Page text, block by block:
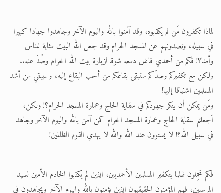
لماذا تكفرون مَن لم يكذبوه، وقد آمنوا بالله واليوم الآخر وجاهدوا جهادا كبيرا
في سبيله، وتصدونهم عن المسجد الحرام وقد جعل الله البيت مثابة للناس
وأمنا؟! فكم من أحمدي فاض دمعه شوقا لزيارة بيت الله الحرام وصُدّ عنه..
ولكن مع تكفيركم وصدّكم ستبقى بقاعكم من أحب البقاع إليه، وسيبقي من أشد
المسلمين اشتياقا إليها!
ومَن يمكن أن ينكر جهودكم في سقاية الحاج وعمارة المسجد الحرام؟! ولكن،
أجعلتم سقاية الحاج وعمارة المسجد الحرام كمن آمن بالله واليوم الآخر وجاهد
في سبيل الله؟! لا يستوون عند الله والله لا يهدي القوم الظالمين!
فكم تحمِلون ظلما بتكفير المسلمين الأحمديين، الذين لم يكذبوا الخادم الأمين لسيد
المرسلين، فهم المؤمنون الحقيقيون الذين يؤمنون بالله واليوم الآخر ويجاهدون في